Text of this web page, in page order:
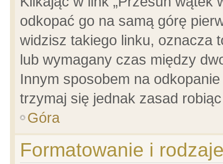
odkopać go na samą górę
widzisz takiego linku, oznacza
lub wymagany czas między
Innym sposobem na
trzymaj się jednak zasad
Góra
Formatowanie i